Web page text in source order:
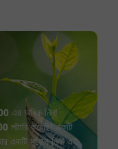
এর অধিক নিন!
লটারি করেছি! একটি
একটি সুযোগ নিন! এই